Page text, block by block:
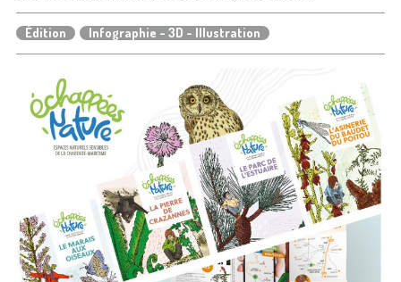
Édition Infographie - 3D - Illustration